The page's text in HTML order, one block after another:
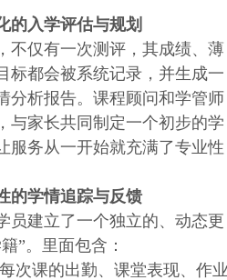
的入学评估与规划
不仅有一次测评，其成绩、薄
标都会被系统记录，并生成一
分析报告。课程顾问和学管师
与家长共同制定一个初步的学
服务从一开始就充满了专业性
的学情追踪与反馈
员建立了一个独立的、动态更
”。里面包含：
每次课的出勤、课堂表现、作